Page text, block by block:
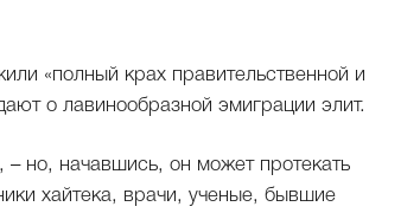
«полный крах правительственной и
о лавинообразной эмиграции элит.
– но, начавшись, он может протекать
хайтека, врачи, ученые, бывшие